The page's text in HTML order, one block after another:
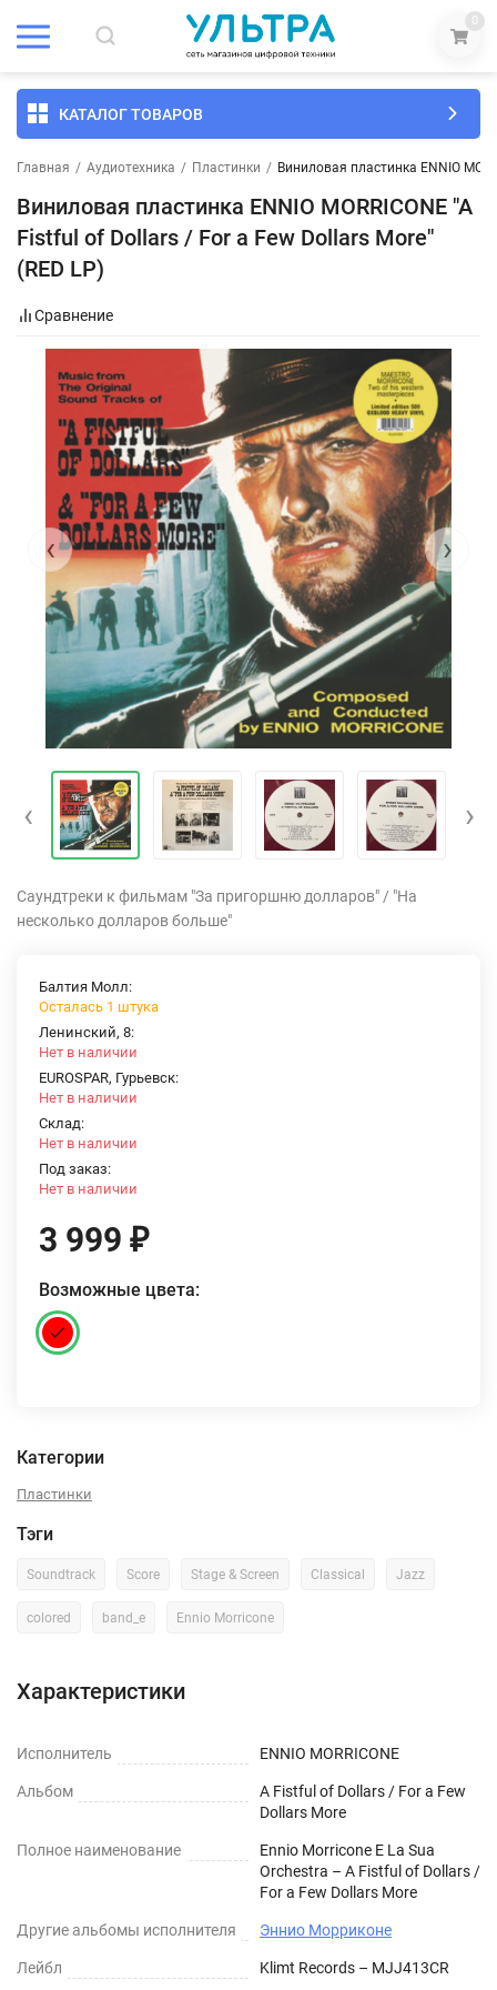
0
КАТАЛОГ ТОВАРОВ
Главная / Аудиотехника / Пластинки / Виниловая пластинка ENNIO
Виниловая пластинка ENNIO MORRICONE "A
Fistful of Dollars / For a Few Dollars More"
(RED LP)
Сравнение
‹ ›
‹ ›
Cаундтреки к фильмам "За пригоршню долларов" / "На
несколько долларов больше"
Балтия Молл:
Осталась 1 штука
Ленинский, 8:
Нет в наличии
EUROSPAR, Гурьевск:
Нет в наличии
Склад:
Нет в наличии
Под заказ:
Нет в наличии
3 999 ₽
Возможные цвета:
Категории
Пластинки
Тэги
Soundtrack Score Stage & Screen Classical Jazz
colored band_e Ennio Morricone
Характеристики
Исполнитель ENNIO MORRICONE
Альбом
A Fistful of Dollars / For a Few
Dollars More
Полное наименование
Ennio Morricone E La Sua
Orchestra – A Fistful of Dollars /
For a Few Dollars More
Другие альбомы исполнителя Эннио Морриконе
Лейбл Klimt Records – MJJ413CR